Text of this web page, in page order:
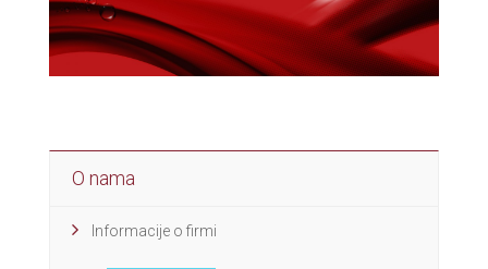
O nama
Informacije o firmi